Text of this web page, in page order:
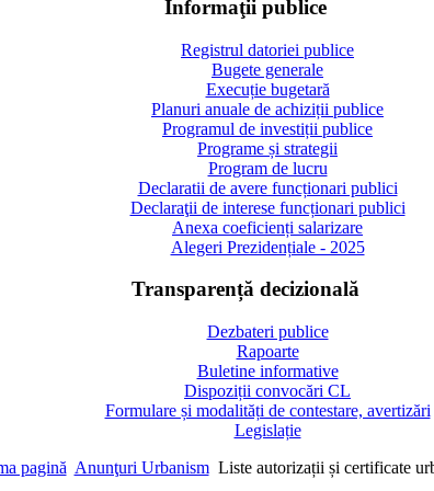
Informaţii publice
Registrul datoriei publice
Bugete generale
Execuție bugetară
Planuri anuale de achiziții publice
Programul de investiții publice
Programe și strategii
Program de lucru
Declaratii de avere funcționari publici
Declaraţii de interese funcționari publici
Anexa coeficienți salarizare
Alegeri Prezidențiale - 2025
Transparență decizională
Dezbateri publice
Rapoarte
Buletine informative
Dispoziții convocări CL
Formulare și modalități de contestare, avertizări
Legislație
pagină Anunţuri Urbanism Liste autorizații și certificate